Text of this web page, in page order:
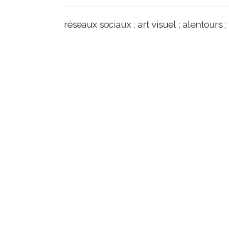
réseaux sociaux ; art visuel ; alentours ;